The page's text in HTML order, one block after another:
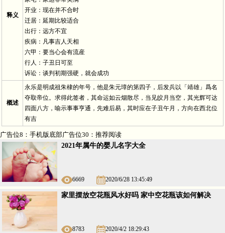
释义
开业：现在并不合时
迁居：延期比较适合
出行：远方不宜
疾病：凡事吉人天相
六甲：要当心会有流産
行人：子丑日可至
诉讼：谈判初期强硬，就会成功
概述
永乐是明成祖朱棣的年号，他是朱元璋的第四子，后发兵以「靖雄」爲名
夺取帝位。求得此签者，其命运如云烟散尽，当见皎月当空，其光辉可达
四面八方，喻示事事亨通，先难后易，其时应在子丑午月，方向在西北位
有吉
广告位8：手机版底部广告位30：推荐阅读
2021年属牛的婴儿名字大全
6669 2020/6/28 13:45:49
家里摆放空花瓶风水好吗 家中空花瓶该如何解决
8783 2020/4/2 18:29:43